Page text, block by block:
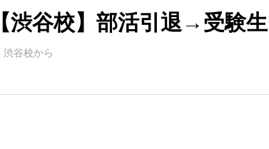
【渋谷校】部活引退→受験
渋谷校から